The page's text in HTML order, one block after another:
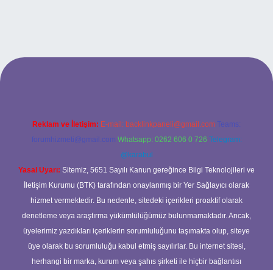
Reklam ve İletişim: E-mail: backlinkpaneli@gmail.com Teams:
forumhizmeti@gmail.com Whatsapp: 0262 606 0 726 Telegram:
@karabul
Yasal Uyarı: Sitemiz, 5651 Sayılı Kanun gereğince Bilgi Teknolojileri ve
İletişim Kurumu (BTK) tarafından onaylanmış bir Yer Sağlayıcı olarak
hizmet vermektedir. Bu nedenle, sitedeki içerikleri proaktif olarak
denetleme veya araştırma yükümlülüğümüz bulunmamaktadır. Ancak,
üyelerimiz yazdıkları içeriklerin sorumluluğunu taşımakta olup, siteye
üye olarak bu sorumluluğu kabul etmiş sayılırlar. Bu internet sitesi,
herhangi bir marka, kurum veya şahıs şirketi ile hiçbir bağlantısı